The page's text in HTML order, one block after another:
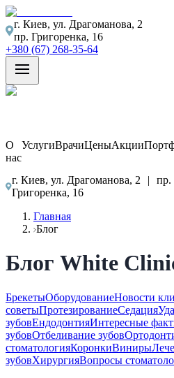
г. Киев, ул. Драгоманова, 2
пр. Григоренка, 16
+380 (67) 268-35-64
О
нас
УслугиВрачиЦеныАкции
г. Киев, ул. Драгоманова, 2 |
пр.
Григоренка, 16
Главная
Блог
Блог White
БрекетыОборудованиеНовости
советыПротезированиеСедация
зубовЕндодонтияИнтересные
зубовОтбеливание зубов
стоматологияКоронкиВиниры
зубовХирургияВопросы